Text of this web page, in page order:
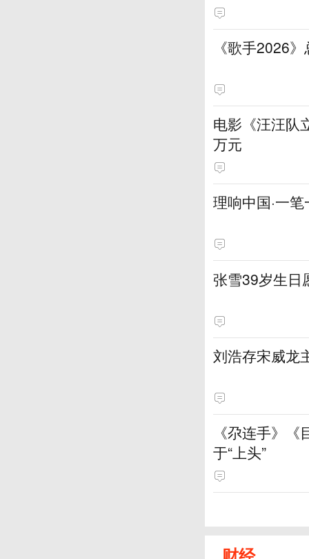
《歌手2026
电影《汪汪队
万元
理响中国·一
张雪39岁生日
刘浩存宋威龙
《尕连手》
于“上头”